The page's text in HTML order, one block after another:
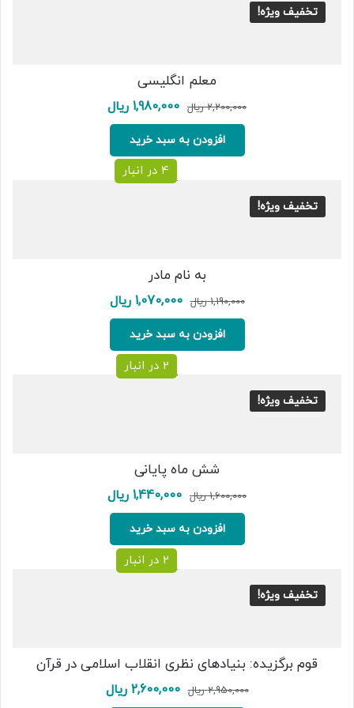
تخفیف ویژه!
معلم انگلیسی
2,200,000 ریال قیمت
اصلی:
2,200,000 ریال
بود.
1,980,000 ریالقیمت
افزودن به سبد خرید
تخفیف ویژه!
4 در انبار
به نام مادر
1,190,000 ریال قیمت
اصلی:
1,190,000 ریال
بود.
1,070,000 ریالقیمت
فعلی:
افزودن به سبد خرید
تخفیف ویژه!
2 در انبار
شش ماه پایانی
1,600,000 ریال قیمت
اصلی:
1,600,000 ریال
بود.
1,440,000 ریالقیمت
افزودن به سبد خرید
تخفیف ویژه!
2 در انبار
قوم برگزیده: بنیادهای نظری انقلاب اسلامی در قرآن
2,950,000 ریال قیمت
2,600,000 ریالقیمت